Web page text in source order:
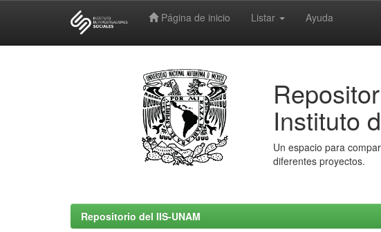
Página de inicio Listar Ayuda
Instituto
Un espacio para
diferentes proyectos.
Repositorio del IIS-UNAM